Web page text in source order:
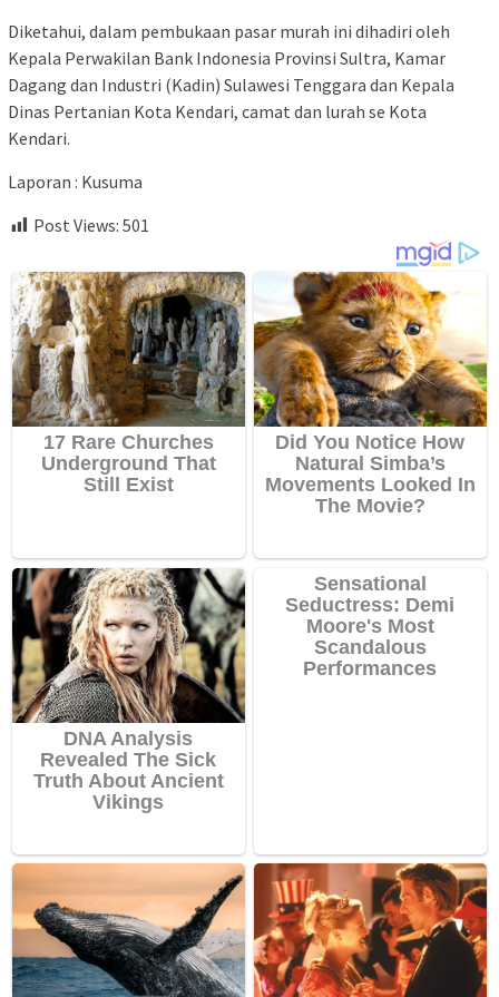
Diketahui, dalam pembukaan pasar murah ini dihadiri oleh
Kepala Perwakilan Bank Indonesia Provinsi Sultra, Kamar
Dagang dan Industri (Kadin) Sulawesi Tenggara dan Kepala
Dinas Pertanian Kota Kendari, camat dan lurah se Kota
Kendari.
Laporan : Kusuma
Post Views: 501